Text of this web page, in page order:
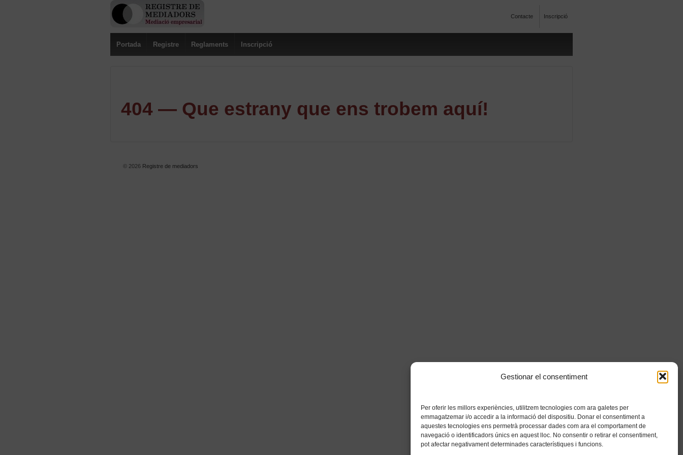
Gestionar el consentiment
Per oferir les millors experiències, utilitzem tecnologies com ara galetes per
emmagatzemar i/o accedir a la informació del dispositiu. Donar el consentiment a
aquestes tecnologies ens permetrà processar dades com ara el comportament de
navegació o identificadors únics en aquest lloc. No consentir o retirar el consentiment,
pot afectar negativament determinades característiques i funcions.
Contacte Inscripció
Portada Registre Reglaments Inscripció
404 — Que estrany que ens trobem aquí!
© 2026 Registre de mediadors